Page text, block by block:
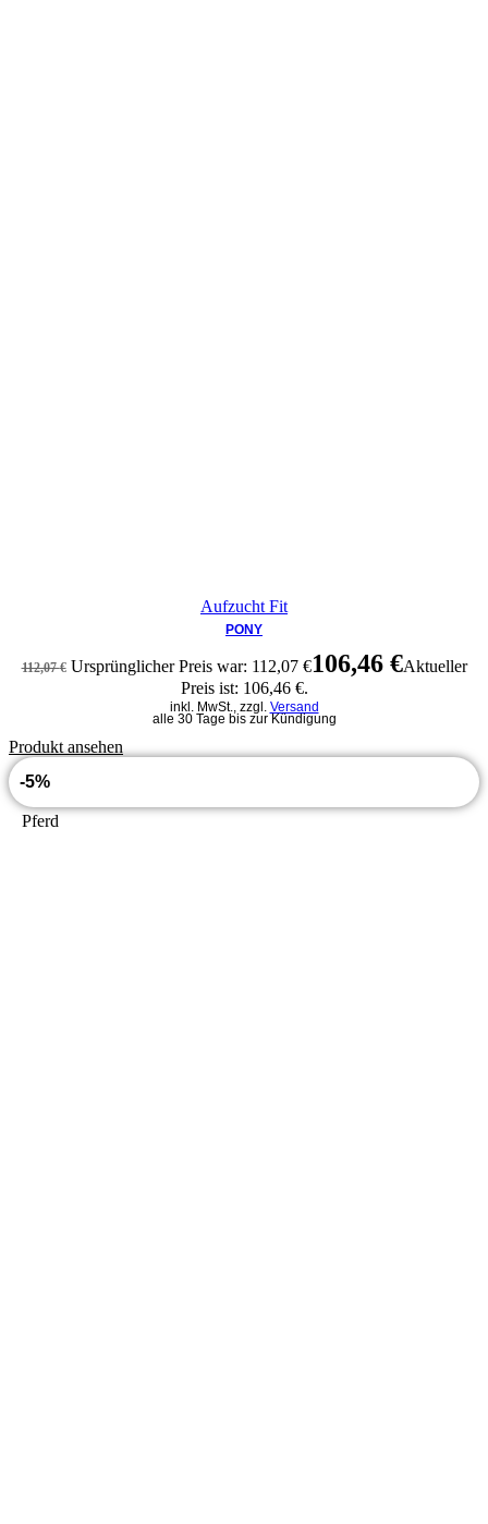
Aufzucht Fit
PONY
112,07€ Ursprünglicher Preis war: 112,07 €106,46 €Aktueller
Preis ist: 106,46 €.
inkl. MwSt., zzgl. Versand
alle 30 Tage bis zur Kündigung
Produkt ansehen
-5%
Pferd